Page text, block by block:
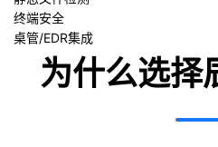
终端安全
桌管/EDR集成
为什么选择